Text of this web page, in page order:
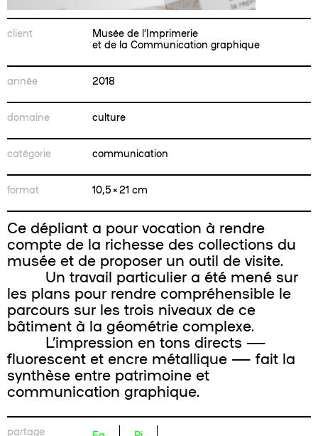
client
Musée de l’Imprimerie
et de la Communication graphique
année 2018
domaine culture
catégorie communication
format 10,5 × 21 cm
Ce dépliant a pour vocation à rendre
compte de la richesse des collections du
musée et de proposer un outil de visite.
Un travail particulier a été mené sur
les plans pour rendre compréhensible le
parcours sur les trois niveaux de ce
bâtiment à la géométrie complexe.
L’impression en tons directs —
fluorescent et encre métallique — fait la
synthèse entre patrimoine et
communication graphique.
partage